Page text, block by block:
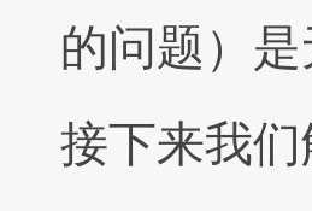
的问题）
接下来我